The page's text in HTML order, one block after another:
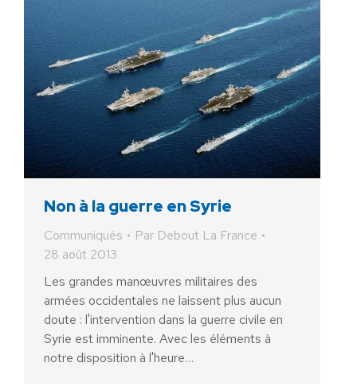
Non à la guerre en Syrie
Communiqués Par Debout La France
28 août 2013
Les grandes manœuvres militaires des
armées occidentales ne laissent plus aucun
doute : l'intervention dans la guerre civile en
Syrie est imminente. Avec les éléments à
notre disposition à l'heure…